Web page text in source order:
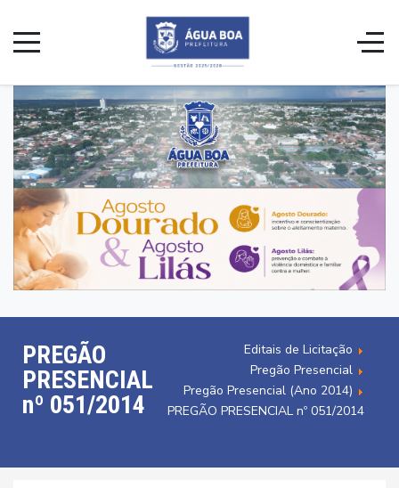
PREGÃO
PRESENCIAL
nº 051/2014
Editais de Licitação
Pregão Presencial
Pregão Presencial (Ano 2014)
PREGÃO PRESENCIAL nº 051/2014